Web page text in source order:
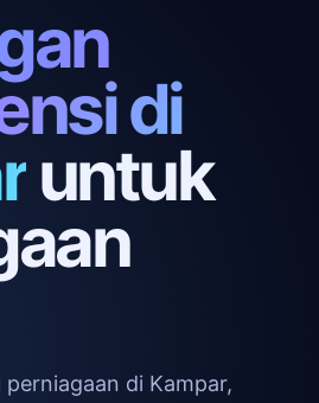
di
untuk
di Kampar,